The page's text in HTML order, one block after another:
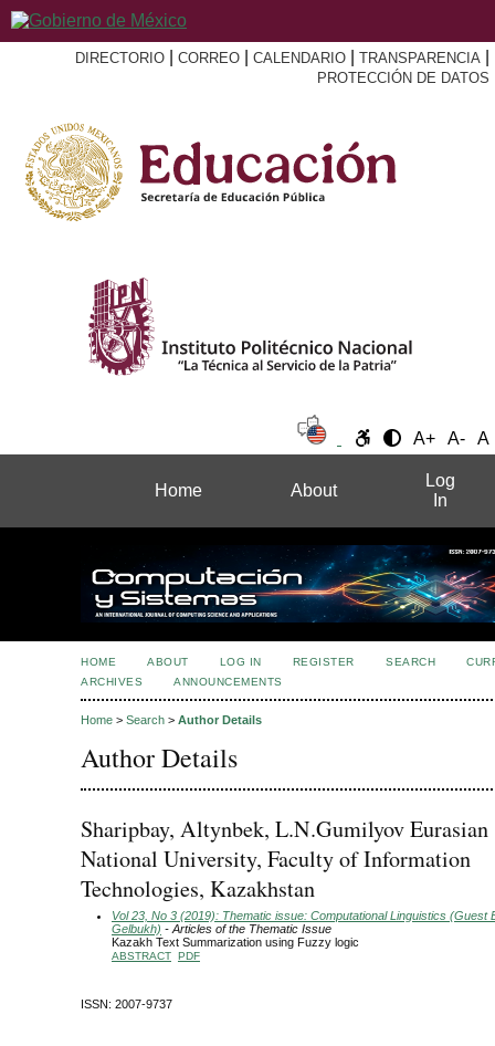
DIRECTORIO CORREO CALENDARIO TRANSPARENCIA
PROTECCIÓN DE DATOS
A+ A- A
Home About
Log
In
HOME ABOUT LOG IN REGISTER SEARCH
ARCHIVES
ANNOUNCEMENTS
Home > Search > Author Details
Author Details
Sharipbay, Altynbek, L.N.Gumilyov Eurasian
National University, Faculty of Information
Technologies, Kazakhstan
Vol 23, No 3 (2019): Thematic issue: Computational Linguistics (Guest
Gelbukh) - Articles of the Thematic Issue
Kazakh Text Summarization using Fuzzy logic
ABSTRACT PDF
ISSN: 2007-9737